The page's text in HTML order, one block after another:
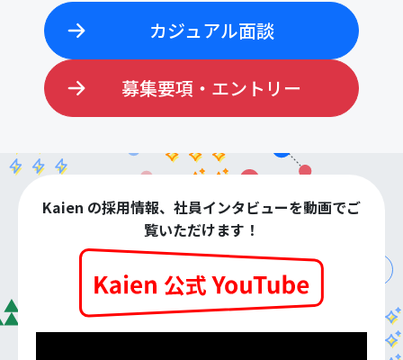
カジュアル面談
募集要項・エントリー
Kaien の採用情報、社員インタビューを動画でご
覧いただけます！